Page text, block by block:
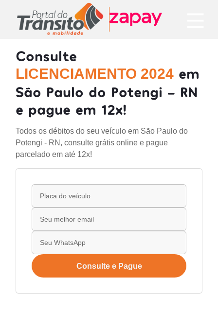
Consulte
LICENCIAMENTO 2024 em
São Paulo do Potengi - RN
e pague em 12x!
Todos os débitos do seu veículo em São Paulo do
Potengi - RN, consulte grátis online e pague
parcelado em até 12x!
Consulte e Pague